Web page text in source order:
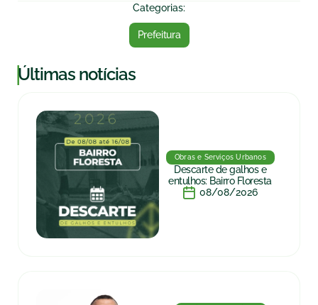
Categorias:
Prefeitura
|Últimas notícias
Obras e Serviços Urbanos
Descarte de galhos e
entulhos: Bairro Floresta
08/08/2026